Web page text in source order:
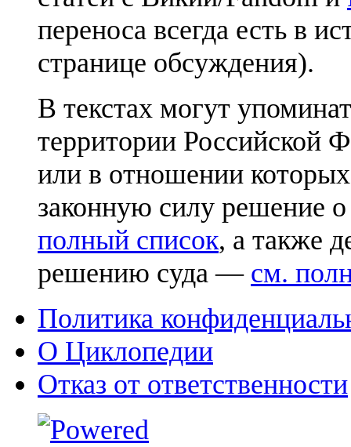
переноса всегда есть в
странице обсуждения).
В текстах могут
территории Российской
или в отношении
законную силу решение
полный список, а также
решению суда — см.
Политика
О Циклопедии
Отказ от ответственности